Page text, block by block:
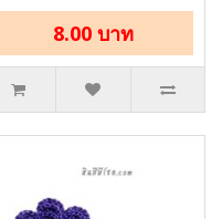
8.00 บาท